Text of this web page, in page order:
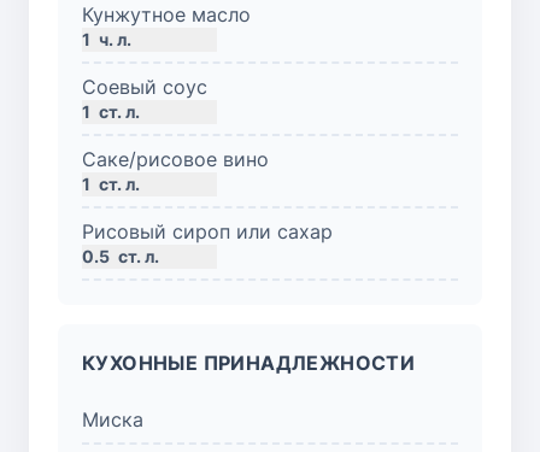
Кунжутное масло
1 ч. л.
Соевый соус
1 ст. л.
Саке/рисовое вино
1 ст. л.
Рисовый сироп или сахар
0.5 ст. л.
КУХОННЫЕ ПРИНАДЛЕЖНОСТИ
Миска